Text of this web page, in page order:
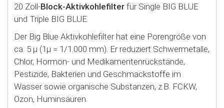
20 Zoll-Block-Aktivkohlefilter für Single BIG BLUE
und Triple BIG BLUE.
Der Big Blue Aktivkohlefilter hat eine Porengröße von
ca. 5 µ (1µ = 1/1.000 mm). Er reduziert Schwermetalle,
Chlor, Hormon- und Medikamentenrückstände,
Pestizide, Bakterien und Geschmackstoffe im
Wasser sowie organische Substanzen, z.B. FCKW,
Ozon, Huminsäuren.